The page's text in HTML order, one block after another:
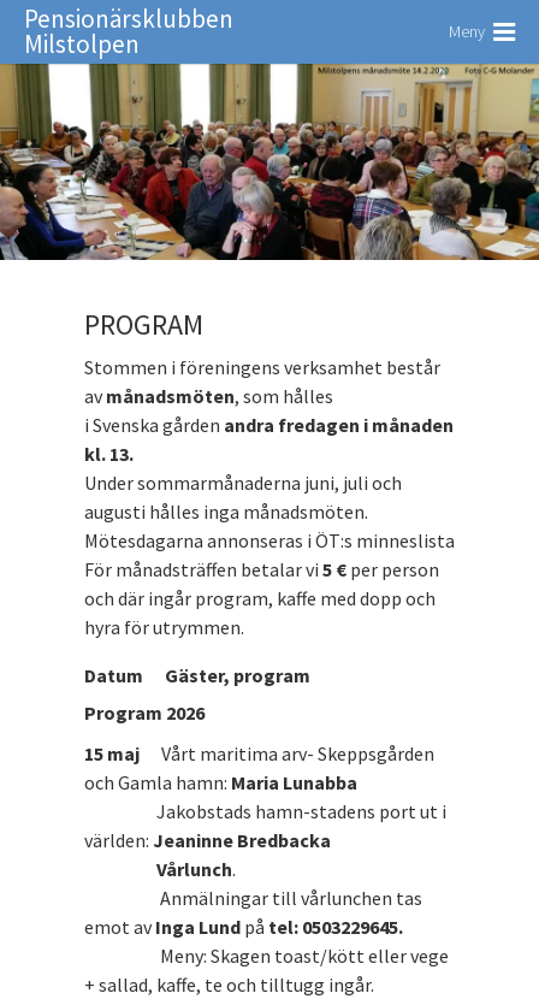
Pensionärsklubben
Milstolpen Meny
PROGRAM
Stommen i föreningens verksamhet består
avmånadsmöten, som hålles
i Svenska gården andra fredagen i månaden
kl. 13.
Under sommarmånaderna juni, juli och
augusti hålles inga månadsmöten.
Mötesdagarna annonseras i ÖT:s minneslista
För månadsträffen betalar vi 5 € per person
och där ingår program, kaffe med dopp och
hyra för utrymmen.
Datum
Gäster, program
Program 2026
15 maj Vårt maritima arv- Skeppsgården
och Gamla hamn: Maria Lunabba
Jakobstads hamn-stadens port ut i
världen: Jeaninne Bredbacka
Vårlunch.
Anmälningar till vårlunchen tas
emot avInga Lund på tel: 0503229645.
Meny: Skagen toast/kött eller vege
+ sallad, kaffe, te och tilltugg ingår.